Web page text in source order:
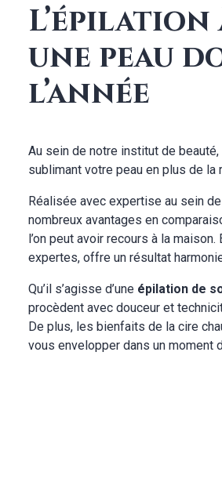
une peau
l’année
Au sein de notre institut de
sublimant votre peau en plus de
Réalisée avec expertise au sein de
nombreux avantages en
l’on peut avoir recours à la maison.
expertes, offre un résultat
Qu’il s’agisse d’une épilation de
procèdent avec douceur et
De plus, les bienfaits de la cire
vous envelopper dans un moment